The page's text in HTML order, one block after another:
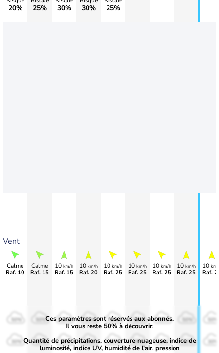
Vent
20%
Calme
Raf. 10
25%
Calme
Raf. 15
30%
10 km/h
Raf. 15
30%
10 km/h
Raf. 20
25%
10 km/h
Raf. 25
10 km/h
Raf. 25
10 km/h
Raf. 25
10 km/h
Raf. 25
10
Raf.
50%
30%
50%
30%
50%
30%
50%
30%
50%
30%
50%
30%
50%
30% 30% 30%
Ces paramètres sont réservés aux abonnés.
Il vous reste 50% à découvrir:
Quantité de précipitations, couverture nuageuse, indice de
luminosité, indice UV, humidité de l'air, pression